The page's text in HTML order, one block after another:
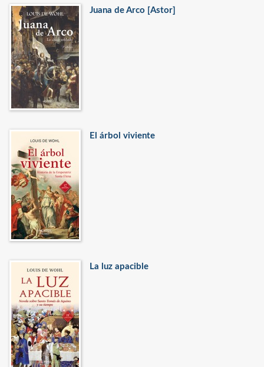
Juana de Arco [Astor]
El árbol viviente
La luz apacible